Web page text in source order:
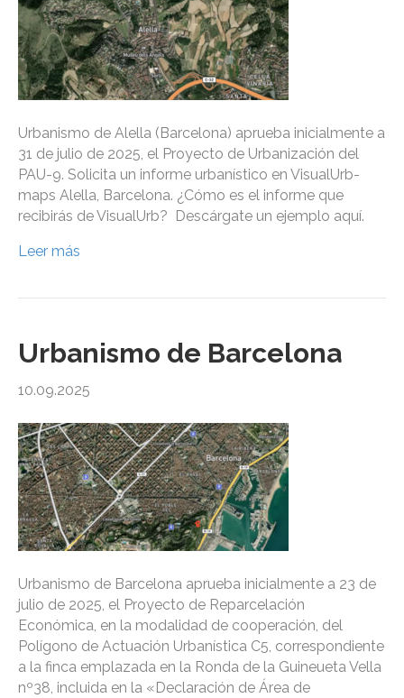
Urbanismo de Alella (Barcelona) aprueba inicialmente a
31 de julio de 2025, el Proyecto de Urbanización del
PAU-9. Solicita un informe urbanístico en VisualUrb-
maps Alella, Barcelona. ¿Cómo es el informe que
recibirás de VisualUrb? Descárgate un ejemplo aquí.
Leer más
Urbanismo de Barcelona
10.09.2025
Urbanismo de Barcelona aprueba inicialmente a 23 de
julio de 2025, el Proyecto de Reparcelación
Económica, en la modalidad de cooperación, del
Polígono de Actuación Urbanística C5, correspondiente
a la finca emplazada en la Ronda de la Guineueta Vella
nº38, ​​incluida en la «Declaración de Área de